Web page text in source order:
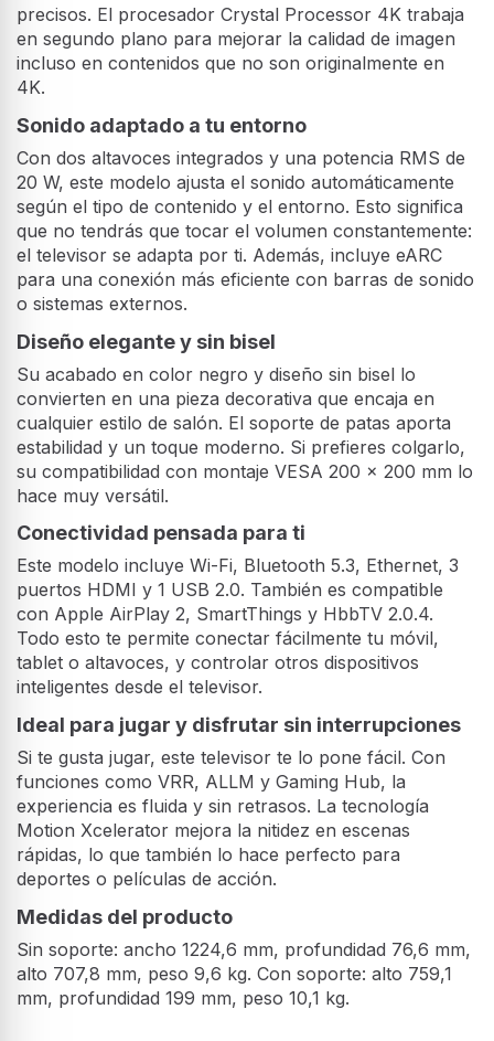
precisos. El procesador Crystal Processor 4K trabaja
en segundo plano para mejorar la calidad de imagen
incluso en contenidos que no son originalmente en
4K.
Sonido adaptado a tu entorno
Con dos altavoces integrados y una potencia RMS de
20 W, este modelo ajusta el sonido automáticamente
según el tipo de contenido y el entorno. Esto significa
que no tendrás que tocar el volumen constantemente:
el televisor se adapta por ti. Además, incluye eARC
para una conexión más eficiente con barras de sonido
o sistemas externos.
Diseño elegante y sin bisel
Su acabado en color negro y diseño sin bisel lo
convierten en una pieza decorativa que encaja en
cualquier estilo de salón. El soporte de patas aporta
estabilidad y un toque moderno. Si prefieres colgarlo,
su compatibilidad con montaje VESA 200 x 200 mm lo
hace muy versátil.
Conectividad pensada para ti
Este modelo incluye Wi-Fi, Bluetooth 5.3, Ethernet, 3
puertos HDMI y 1 USB 2.0. También es compatible
con Apple AirPlay 2, SmartThings y HbbTV 2.0.4.
Todo esto te permite conectar fácilmente tu móvil,
tablet o altavoces, y controlar otros dispositivos
inteligentes desde el televisor.
Ideal para jugar y disfrutar sin interrupciones
Si te gusta jugar, este televisor te lo pone fácil. Con
funciones como VRR, ALLM y Gaming Hub, la
experiencia es fluida y sin retrasos. La tecnología
Motion Xcelerator mejora la nitidez en escenas
rápidas, lo que también lo hace perfecto para
deportes o películas de acción.
Medidas del producto
Sin soporte: ancho 1224,6 mm, profundidad 76,6 mm,
alto 707,8 mm, peso 9,6 kg. Con soporte: alto 759,1
mm, profundidad 199 mm, peso 10,1 kg.